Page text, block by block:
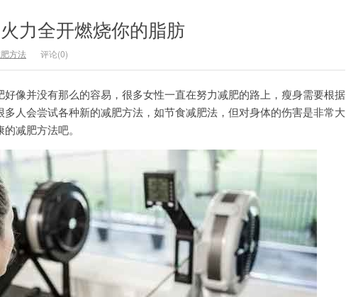
力全开燃烧你的脂肪
方法 评论(0)
像并没有那么的容易，很多女性一直在努力减肥的路上，瘦身需要根据
人会尝试各种新的减肥方法，如节食减肥法，但对身体的伤害是非常大
减肥方法吧。